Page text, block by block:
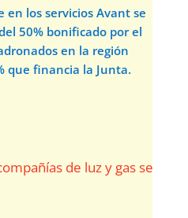
en los servicios Avant se
50% bonificado por el
en la región
que financia la Junta.